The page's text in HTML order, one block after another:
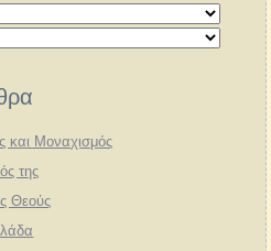
και Μοναχισμός
της
Θεούς